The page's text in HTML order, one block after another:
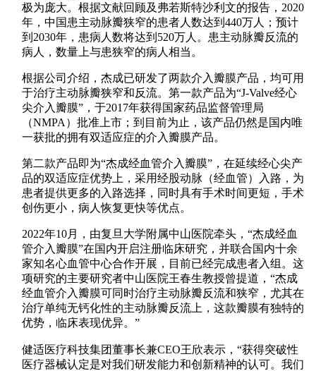
极为庞大。根据文献回顾及弗若斯特沙利文的报告，2020
年，中国患主动脉瓣狭窄的患者人数达到440万人；预计
到2030年，患病人数将达到520万人。患主动脉瓣反流的
病人，数量上与患狭窄的病人相当。
根据公司介绍，杰成已研发了两款介入瓣膜产品，均可用
于治疗主动脉瓣狭窄和反流。第一款产品为“J-Valve经心
尖介入瓣膜”，于2017年获得国家药品监督管理局
（NMPA）批准上市；到目前为止，该产品仍然是国内唯
一获批的拥有双适应症的介入瓣膜产品。
第二款产品即为“杰成经血管介入瓣膜”，在延续经心尖产
品的双适应症优势上，采用经股动脉（经血管）入路，为
患者提供更多的入路选择，同时具有手术时间更短，手术
创伤更小，病人恢复更快等优点。
2022年10月，由复旦大学附属中山医院牵头，“杰成经血
管介入瓣膜”在国内开启注册临床研究，并联合国内十余
家知名心血管中心合作开展，目前已经完成患者入组。这
项研究的主要研究者中山医院王春生教授曾提道，“杰成
经血管介入瓣膜可同时治疗主动脉瓣反流和狭窄，尤其在
治疗单纯无钙化性的主动脉瓣反流上，这款瓣膜有独特的
优势，临床表现优异。”
健适医疗科技集团董事长兼CEO王欣表示，“获得突破性
医疗器械认定是对我们研发能力和创新精神的认可。我们